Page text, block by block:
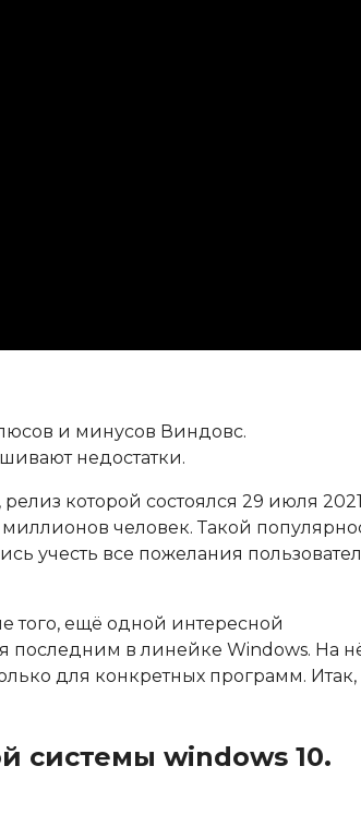
и минусов Виндовс.
недостатки.
которой состоялся 29 июля
человек. Такой
учесть все пожелания
того, ещё одной интересной
последним в линейке Windows. На
для конкретных программ. Итак,
системы windows 10.